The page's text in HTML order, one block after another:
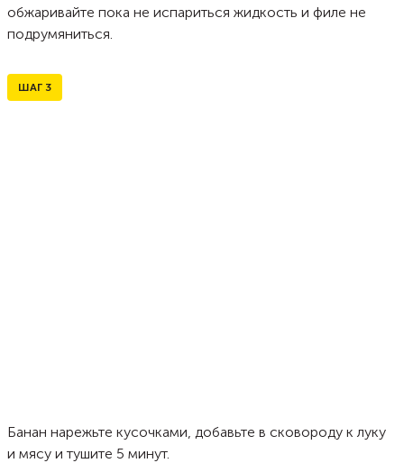
обжаривайте пока не испариться жидкость и филе не
подрумяниться.
ШАГ 3
Банан нарежьте кусочками, добавьте в сковороду к луку
и мясу и тушите 5 минут.